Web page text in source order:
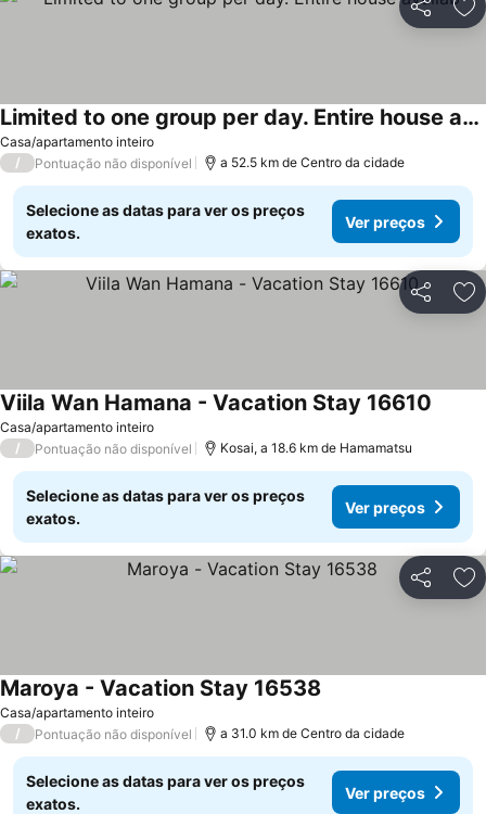
Partilhar
Casa/apartamento inteiro
Limited to one group per day. Entire house availab
Ver preços
/ Pontuação não disponível a 52.5 km de Centro da cidade
Selecione as datas para ver os preços
exatos.
Ver preços
Partilhar
Casa/apartamento inteiro
Viila Wan Hamana - Vacation Stay 16610
/ Pontuação não disponível Kosai, a 18.6 km de Hamamatsu
Selecione as datas para ver os preços
exatos.
Ver preços
Partilhar
Casa/apartamento inteiro
Maroya - Vacation Stay 16538
/ Pontuação não disponível a 31.0 km de Centro da cidade
Selecione as datas para ver os preços
exatos.
Ver preços